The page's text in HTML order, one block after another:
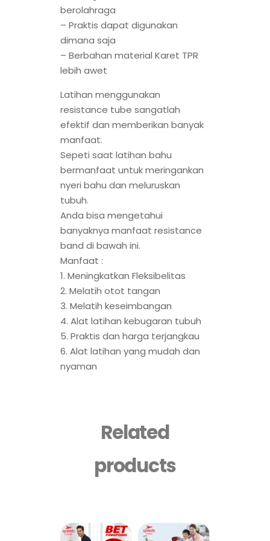
berolahraga
– Praktis dapat digunakan
dimana saja
– Berbahan material Karet TPR
lebih awet
Latihan menggunakan
resistance tube sangatlah
efektif dan memberikan banyak
manfaat.
Sepeti saat latihan bahu
bermanfaat untuk meringankan
nyeri bahu dan meluruskan
tubuh.
Anda bisa mengetahui
banyaknya manfaat resistance
band di bawah ini.
Manfaat :
1. Meningkatkan Fleksibelitas
2. Melatih otot tangan
3. Melatih keseimbangan
4. Alat latihan kebugaran tubuh
5. Praktis dan harga terjangkau
6. Alat latihan yang mudah dan
nyaman
Related
products